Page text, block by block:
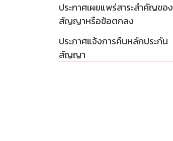
ประกาศเผยแพร่สาระสำคัญของ
สัญญาหรือข้อตกลง
ประกาศแจ้งการคืนหลักประกัน
สัญญา